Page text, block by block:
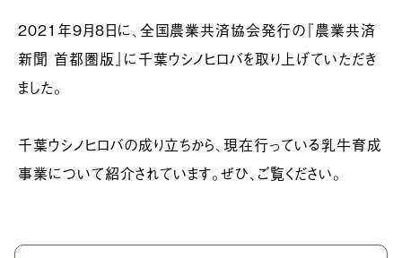
2021年9月8日に、全国農業共済協会発行の『農業共済
新聞 首都圏版』に千葉ウシノヒロバを取り上げていただき
ました。
千葉ウシノヒロバの成り立ちから、現在行っている乳牛育成
事業について紹介されています。ぜひ、ご覧ください。